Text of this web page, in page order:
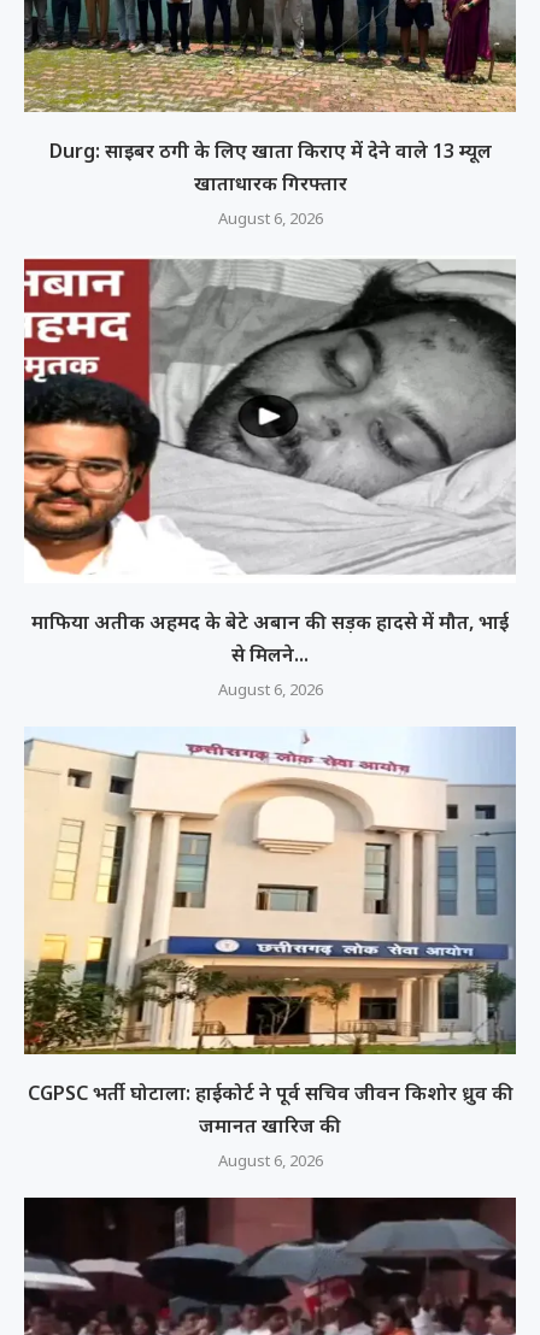
Durg: साइबर ठगी के लिए खाता किराए में देने वाले 13 म्यूल
खाताधारक गिरफ्तार
August 6, 2026
माफिया अतीक अहमद के बेटे अबान की सड़क हादसे में मौत, भाई
से मिलने...
August 6, 2026
CGPSC भर्ती घोटाला: हाईकोर्ट ने पूर्व सचिव जीवन किशोर ध्रुव की
जमानत खारिज की
August 6, 2026